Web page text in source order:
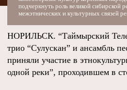
подчеркнуть роль великой сибирской
межэтнических и культурных связей
НОРИЛЬСК. “Таймырский
трио “Сулускан” и ансамбль
приняли участие в
одной реки”, проходившем в